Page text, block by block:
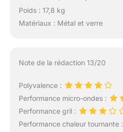
Poids : 17,8 kg
Matériaux : Métal et verre
Note de la rédaction 13/20
Polyvalence :
Performance micro-ondes :
Performance gril :
Performance chaleur tournante :